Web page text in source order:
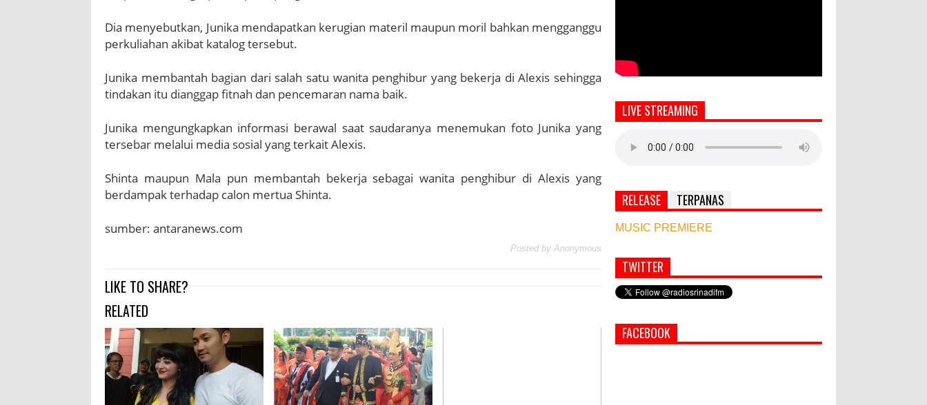
Dia menyebutkan, Junika mendapatkan kerugian materil maupun moril bahkan mengganggu
perkuliahan akibat katalog tersebut.
Junika membantah bagian dari salah satu wanita penghibur yang bekerja di Alexis sehingga
tindakan itu dianggap fitnah dan pencemaran nama baik.
Junika mengungkapkan informasi berawal saat saudaranya menemukan foto Junika yang
tersebar melalui media sosial yang terkait Alexis.
Shinta maupun Mala pun membantah bekerja sebagai wanita penghibur di Alexis yang
berdampak terhadap calon mertua Shinta.
sumber: antaranews.com
Posted by Anonymous
LIKE TO SHARE?
RELATED
LIVE STREAMING
RELEASE TERPANAS
MUSIC PREMIERE
Simbol Persahabatan, RI Bangun Islamic Centre
di Afghanistan
PASAR MURAH
TWITTER
FACEBOOK